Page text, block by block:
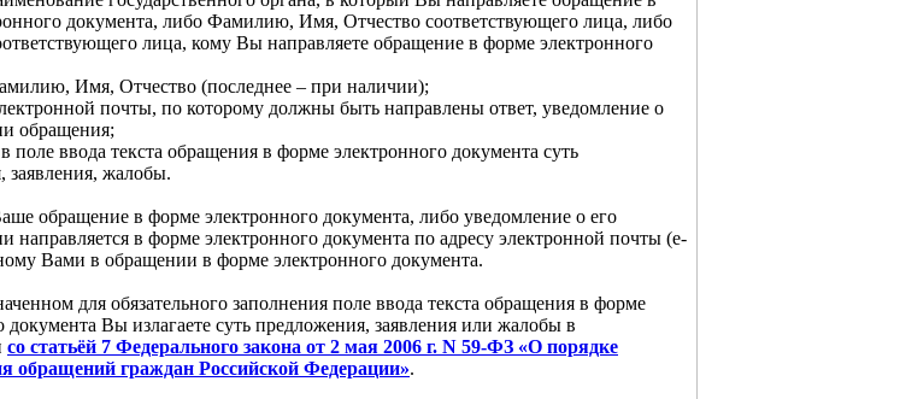
документа, либо Фамилию, Имя, Отчество соответствующего лица, либо
лица, кому Вы направляете обращение в форме электронного
Имя, Отчество (последнее – при наличии);
почты, по которому должны быть направлены ответ, уведомление о
обращения;
поле ввода текста обращения в форме электронного документа суть
заявления, жалобы.
обращение в форме электронного документа, либо уведомление о его
направляется в форме электронного документа по адресу электронной почты (e-
Вами в обращении в форме электронного документа.
для обязательного заполнения поле ввода текста обращения в форме
документа Вы излагаете суть предложения, заявления или жалобы в
со статьёй 7 Федерального закона от 2 мая 2006 г. N 59-ФЗ «О порядке
обращений граждан Российской Федерации».